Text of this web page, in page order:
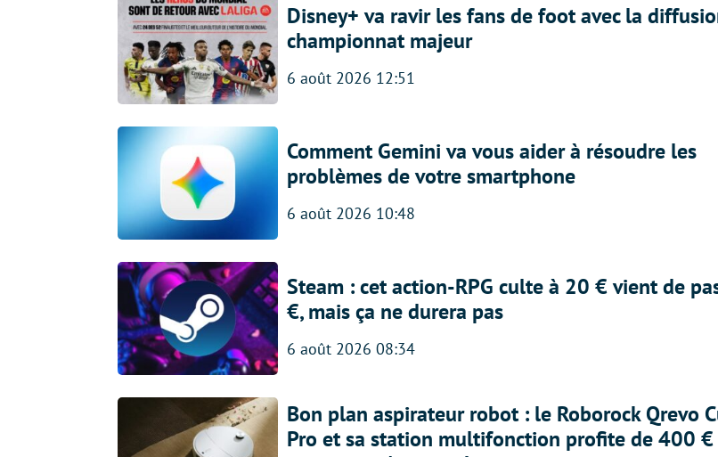
Disney+ va ravir les fans de foot avec la
championnat majeur
6 août 2026 12:51
Comment Gemini va vous aider à résoudre les
problèmes de votre smartphone
6 août 2026 10:48
Steam : cet action-RPG culte à 20 € vient de
€, mais ça ne durera pas
6 août 2026 08:34
Bon plan aspirateur robot : le Roborock Qrevo
Pro et sa station multifonction profite de 400 €